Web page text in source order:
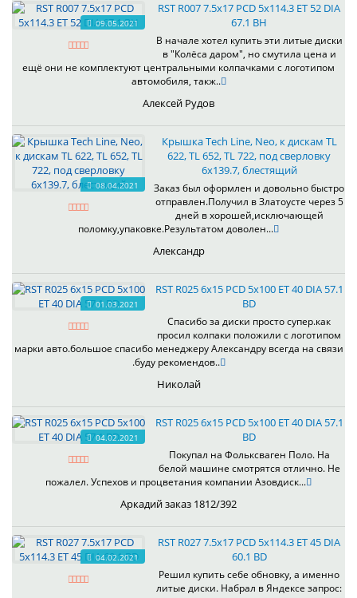
09.05.2021
RST R007 7.5x17 PCD 5x114.3 ET 52 DIA
67.1 BH
В начале хотел купить эти литые диски
в "Колёса даром", но смутила цена и
ещё они не комплектуют центральными колпачками с логотипом
автомобиля, такж..
Алексей Рудов
08.04.2021
Крышка Tech Line, Neo, к дискам TL
622, TL 652, TL 722, под сверловку
6х139.7, блестящий
Заказ был оформлен и довольно быстро
отправлен.Получил в Златоусте через 5
дней в хорошей,исключающей
поломку,упаковке.Результатом доволен...
Александр
01.03.2021
RST R025 6x15 PCD 5x100 ET 40 DIA 57.1
BD
Спасибо за диски просто супер.как
просил колпаки положили с логотипом
марки авто.большое спасибо менеджеру Александру всегда на связи
.буду рекомендов..
Николай
04.02.2021
RST R025 6x15 PCD 5x100 ET 40 DIA 57.1
BD
Покупал на Фольксваген Поло. На
белой машине смотрятся отлично. Не
пожалел. Успехов и процветания компании Азовдиск...
Аркадий заказ 1812/392
04.02.2021
RST R027 7.5x17 PCD 5x114.3 ET 45 DIA
60.1 BD
Решил купить себе обновку, а именно
литые диски. Набрал в Яндексе запрос: